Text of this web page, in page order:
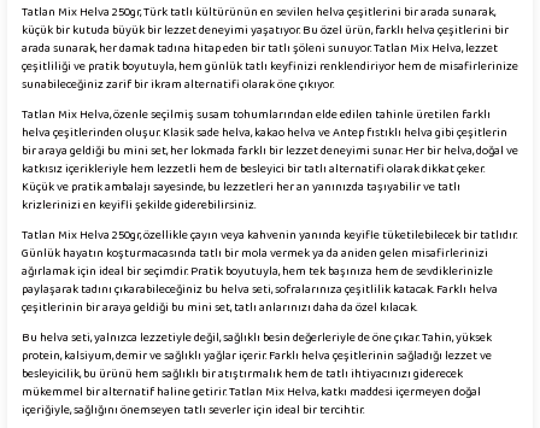
Tatlan Mix Helva 250gr, Türk tatlı kültürünün en sevilen helva çeşitlerini bir arada sunarak,
küçük bir kutuda büyük bir lezzet deneyimi yaşatıyor. Bu özel ürün, farklı helva çeşitlerini bir
arada sunarak, her damak tadına hitap eden bir tatlı şöleni sunuyor. Tatlan Mix Helva, lezzet
çeşitliliği ve pratik boyutuyla, hem günlük tatlı keyfinizi renklendiriyor hem de misafirlerinize
sunabileceğiniz zarif bir ikram alternatifi olarak öne çıkıyor.
Tatlan Mix Helva, özenle seçilmiş susam tohumlarından elde edilen tahinle üretilen farklı
helva çeşitlerinden oluşur. Klasik sade helva, kakao helva ve Antep fıstıklı helva gibi çeşitlerin
bir araya geldiği bu mini set, her lokmada farklı bir lezzet deneyimi sunar. Her bir helva, doğal ve
katkısız içerikleriyle hem lezzetli hem de besleyici bir tatlı alternatifi olarak dikkat çeker.
Küçük ve pratik ambalajı sayesinde, bu lezzetleri her an yanınızda taşıyabilir ve tatlı
krizlerinizi en keyifli şekilde giderebilirsiniz.
Tatlan Mix Helva 250gr, özellikle çayın veya kahvenin yanında keyifle tüketilebilecek bir tatlıdır.
Günlük hayatın koşturmacasında tatlı bir mola vermek ya da aniden gelen misafirlerinizi
ağırlamak için ideal bir seçimdir. Pratik boyutuyla, hem tek başınıza hem de sevdiklerinizle
paylaşarak tadını çıkarabileceğiniz bu helva seti, sofralarınıza çeşitlilik katacak. Farklı helva
çeşitlerinin bir araya geldiği bu mini set, tatlı anlarınızı daha da özel kılacak.
Bu helva seti, yalnızca lezzetiyle değil, sağlıklı besin değerleriyle de öne çıkar. Tahin, yüksek
protein, kalsiyum, demir ve sağlıklı yağlar içerir. Farklı helva çeşitlerinin sağladığı lezzet ve
besleyicilik, bu ürünü hem sağlıklı bir atıştırmalık hem de tatlı ihtiyacınızı giderecek
mükemmel bir alternatif haline getirir. Tatlan Mix Helva, katkı maddesi içermeyen doğal
içeriğiyle, sağlığını önemseyen tatlı severler için ideal bir tercihtir.